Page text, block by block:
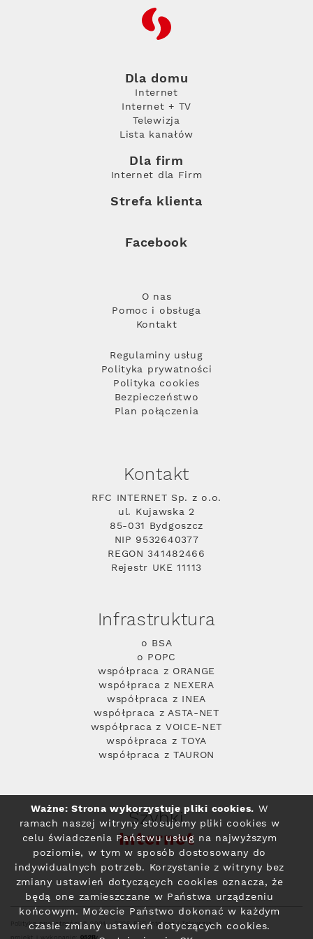
RFC
Dla domu
Internet
Internet + TV
Telewizja
Lista kanałów
Dla firm
Internet dla Firm
Strefa klienta
Facebook
O nas
Pomoc i obsługa
Kontakt
Regulaminy usług
Polityka prywatności
Polityka cookies
Bezpieczeństwo
Plan połączenia
Kontakt
RFC INTERNET Sp. z o.o.
ul. Kujawska 2
85-031 Bydgoszcz
NIP 9532640377
REGON 341482466
Rejestr UKE 11113
Infrastruktura
o BSA
o POPC
współpraca z ORANGE
współpraca z NEXERA
współpraca z INEA
współpraca z ASTA-NET
współpraca z VOICE-NET
współpraca z TOYA
współpraca z TAURON
Szybki
Internet
Polityka prywatności© 2004 - 2026 RFC Internet i Telewizja
Ważne: Strona wykorzystuje pliki cookies. W
ramach naszej witryny stosujemy pliki cookies w
celu świadczenia Państwu usług na najwyższym
poziomie, w tym w sposób dostosowany do
indywidualnych potrzeb. Korzystanie z witryny bez
zmiany ustawień dotyczących cookies oznacza, że
będą one zamieszczane w Państwa urządzeniu
końcowym. Możecie Państwo dokonać w każdym
czasie zmiany ustawień dotyczących cookies.